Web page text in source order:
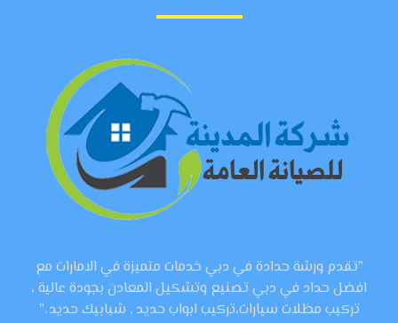
"تقدم ورشة حدادة في دبي خدمات متميزة في الامارات مع
افضل حداد في دبي تصنيع وتشكيل المعادن بجودة عالية ،
تركيب مظلات سيارات،تركيب ابواب حديد , شبابيك حديد ."